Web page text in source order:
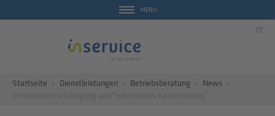
MENU
IT
Startseite Dienstleistungen Betriebsberatung
News